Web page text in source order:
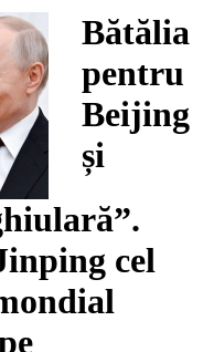
Bătălia
pentru
Beijing
și
cel